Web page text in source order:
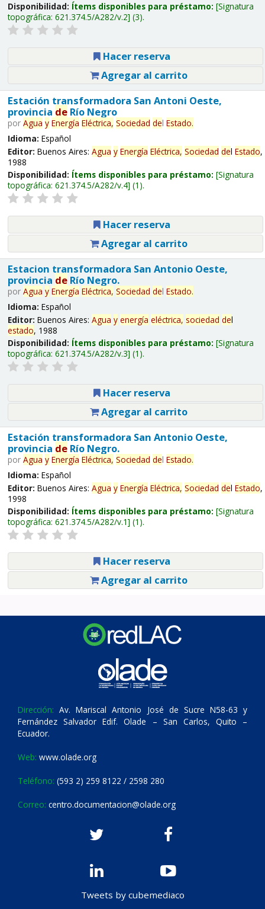
Disponibilidad: Ítems disponibles para préstamo: Signatura
topográfica: 621.374.5/A282/v.2 (3).
Hacer reserva
Agregar al carrito
Estación transformadora San Antoni Oeste,
provincia deRío Negro
por Agua y Energía Eléctrica, Sociedad del Estado.
Idioma: Español
Editor: Buenos Aires: Agua y Energía Eléctrica, Sociedad del Estado,
1988
Disponibilidad: Ítems disponibles para préstamo: Signatura
topográfica: 621.374.5/A282/v.4 (1).
Hacer reserva
Agregar al carrito
Estacion transformadora San Antonio Oeste,
provincia deRío Negro.
por Agua y Energía Eléctrica, Sociedad del Estado.
Idioma: Español
Editor: Buenos Aires: Agua y energía eléctrica, sociedad del
estado, 1988
Disponibilidad: Ítems disponibles para préstamo: Signatura
topográfica: 621.374.5/A282/v.3 (1).
Hacer reserva
Agregar al carrito
Estación transformadora San Antonio Oeste,
provincia deRío Negro.
por Agua y Energía Eléctrica, Sociedad del Estado.
Idioma: Español
Editor: Buenos Aires: Agua y Energía Eléctrica, Sociedad del Estado,
1998
Disponibilidad: Ítems disponibles para préstamo: Signatura
topográfica: 621.374.5/A282/v.1 (1).
Hacer reserva
Agregar al carrito
Dirección: Av. Mariscal Antonio José de Sucre N58-63 y
Fernández Salvador Edif. Olade – San Carlos, Quito –
Ecuador.
Web: www.olade.org
Teléfono: (593 2) 259 8122 / 2598 280
Correo: centro.documentacion@olade.org
Tweets by cubemediaco